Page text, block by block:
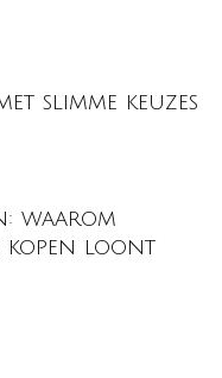
slimme keuzes
waarom
kopen loont